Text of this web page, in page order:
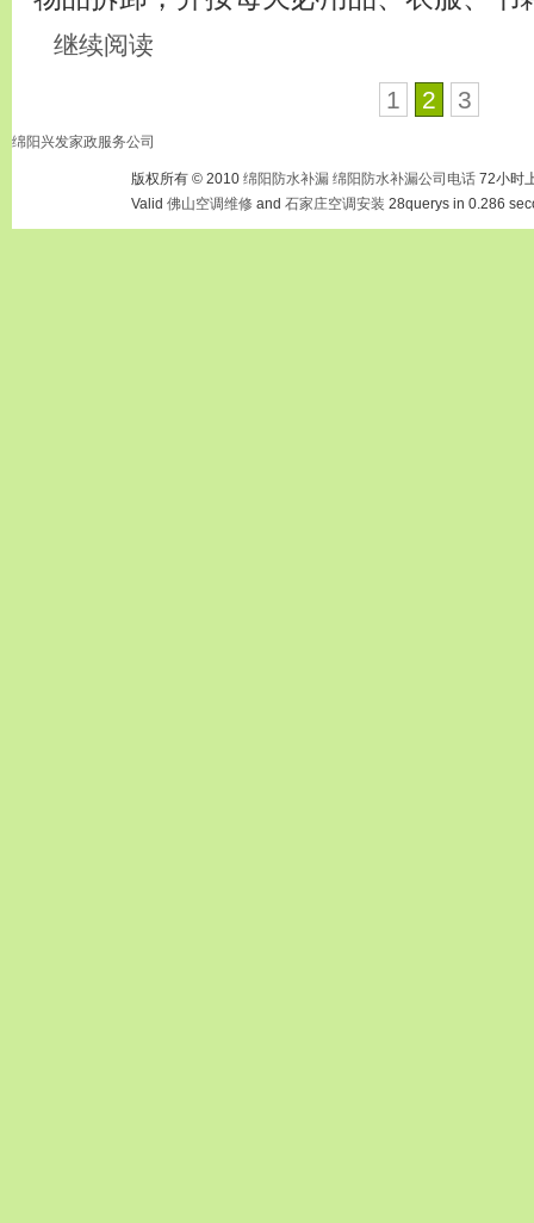
继续阅读
1
2 3
绵阳兴发家政服务公司
版权所有 © 2010 绵阳防水补漏 绵阳防水补漏公司电话 72小时
Valid 佛山空调维修 and 石家庄空调安装 28querys in 0.286